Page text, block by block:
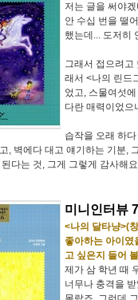
저는 글을 써야
안 수십 번을 떨
했는데... 도저히
그래서 접으려고
래서 <나의 린드
었고, 스물여섯
다란 매력이었으
습작을 오래 하
, 벽에다 대고 얘기하는 기분,
다는 것, 그게 그렇게 감사해
미니인터뷰 7
<나의 달타냥>(
좋아하는 아이였
고 싶은지 들어
제가 삼 학년 때
너무나 충격을